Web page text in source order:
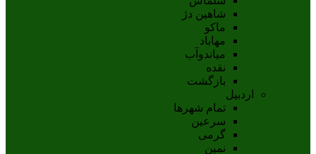
شاهين دژ
ماکو
مهاباد
مياندوآب
نقده
بازگشت
اردبیل
تمام شهر‌ها
سرعین
گرمی
نمین